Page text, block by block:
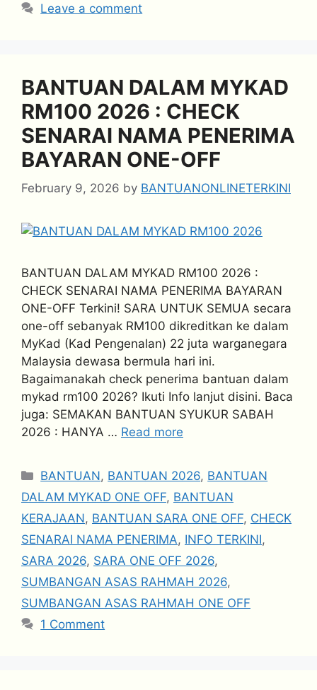
Leave a comment
BANTUAN DALAM MYKAD
RM100 2026 : CHECK
SENARAI NAMA PENERIMA
BAYARAN ONE-OFF
February 9, 2026 by BANTUANONLINETERKINI
BANTUAN DALAM MYKAD RM100 2026 :
CHECK SENARAI NAMA PENERIMA BAYARAN
ONE-OFF Terkini! SARA UNTUK SEMUA secara
one-off sebanyak RM100 dikreditkan ke dalam
MyKad (Kad Pengenalan) 22 juta warganegara
Malaysia dewasa bermula hari ini.
Bagaimanakah check penerima bantuan dalam
mykad rm100 2026? Ikuti Info lanjut disini. Baca
juga: SEMAKAN BANTUAN SYUKUR SABAH
2026 : HANYA … Read more
Categories
BANTUAN, BANTUAN 2026, BANTUAN
DALAM MYKAD ONE OFF, BANTUAN
KERAJAAN, BANTUAN SARA ONE OFF, CHECK
SENARAI NAMA PENERIMA, INFO TERKINI,
SARA 2026, SARA ONE OFF 2026,
SUMBANGAN ASAS RAHMAH 2026,
SUMBANGAN ASAS RAHMAH ONE OFF
1 Comment